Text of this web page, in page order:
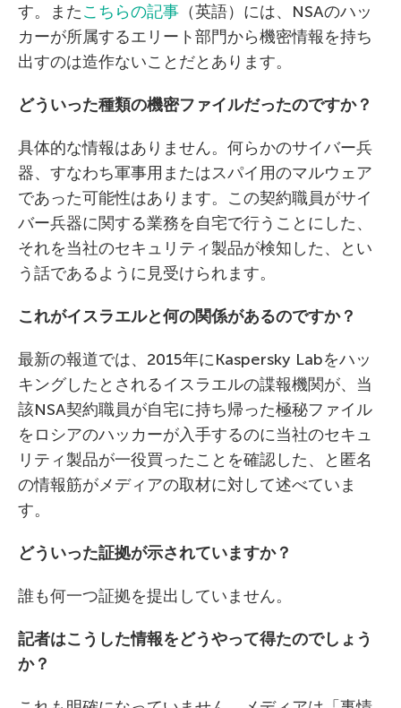
す。またこちらの記事 （英語）には、NSAのハッ
カーが所属するエリート部門から機密情報を持ち
出すのは造作ないことだとあります。
どういった種類の機密ファイルだったのですか？
具体的な情報はありません。何らかのサイバー兵
器、すなわち軍事用またはスパイ用のマルウェア
であった可能性はあります。この契約職員がサイ
バー兵器に関する業務を自宅で行うことにした、
それを当社のセキュリティ製品が検知した、とい
う話であるように見受けられます。
これがイスラエルと何の関係があるのですか？
最新の報道では、2015年にKaspersky Labをハッ
キングしたとされるイスラエルの諜報機関が、当
該NSA契約職員が自宅に持ち帰った極秘ファイル
をロシアのハッカーが入手するのに当社のセキュ
リティ製品が一役買ったことを確認した、と匿名
の情報筋がメディアの取材に対して述べていま
す。
どういった証拠が示されていますか？
誰も何一つ証拠を提出していません。
記者はこうした情報をどうやって得たのでしょう
か？